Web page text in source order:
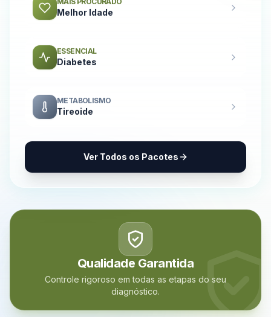
MAIS PROCURADO
Melhor Idade
ESSENCIAL
Diabetes
METABOLISMO
Tireoide
Ver Todos os Pacotes
Qualidade Garantida
Controle rigoroso em todas as etapas do seu
diagnóstico.